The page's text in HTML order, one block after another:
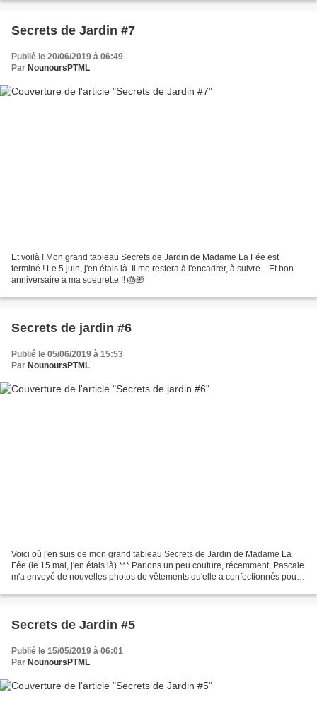
Secrets de Jardin #7
Publié le 20/06/2019 à 06:49
Par NounoursPTML
Et voilà ! Mon grand tableau Secrets de Jardin de Madame La Fée est
terminé ! Le 5 juin, j'en étais là. Il me restera à l'encadrer, à suivre... Et bon
anniversaire à ma soeurette !! 🎂🎁
Secrets de jardin #6
Publié le 05/06/2019 à 15:53
Par NounoursPTML
Voici où j'en suis de mon grand tableau Secrets de Jardin de Madame La
Fée (le 15 mai, j'en étais là) *** Parlons un peu couture, récemment, Pascale
m'a envoyé de nouvelles photos de vêtements qu'elle a confectionnés pour
Secrets de Jardin #5
Publié le 15/05/2019 à 06:01
Par NounoursPTML